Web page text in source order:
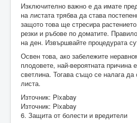
Изключително важно е да имате
на листата трябва да става
защото това ще стресира
резки и ръбове по доматите.
на ден. Извършвайте процедурата
Освен това, ако забележите
плодовете, най-вероятната причина
светлина. Тогава също се налага да
листа.
Източник: Pixabay
Източник: Pixabay
6. Защита от болести и вредители